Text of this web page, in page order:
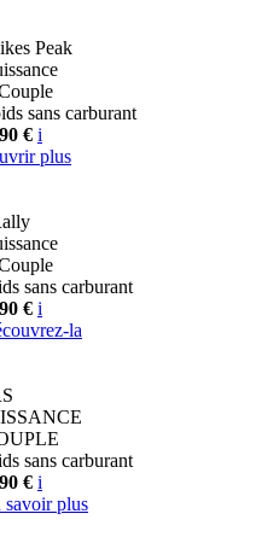
Peak
sans carburant
€ i
plus
sans carburant
€ i
la
sans carburant
€ i
savoir plus